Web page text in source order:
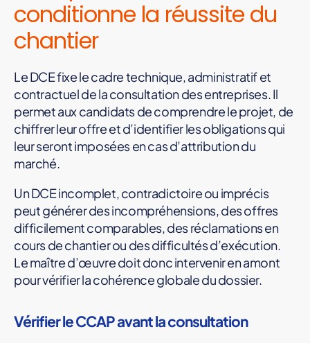
conditionne la réussite du
chantier
Le DCE fixe le cadre technique, administratif et
contractuel de la consultation des entreprises. Il
permet aux candidats de comprendre le projet, de
chiffrer leur offre et d’identifier les obligations qui
leur seront imposées en cas d’attribution du
marché.
Un DCE incomplet, contradictoire ou imprécis
peut générer des incompréhensions, des offres
difficilement comparables, des réclamations en
cours de chantier ou des difficultés d’exécution.
Le maître d’œuvre doit donc intervenir en amont
pour vérifier la cohérence globale du dossier.
Vérifier le CCAP avant la consultation